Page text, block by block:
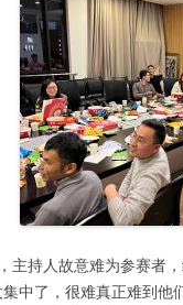
主持人故意难为参赛者
中了，很难真正难到